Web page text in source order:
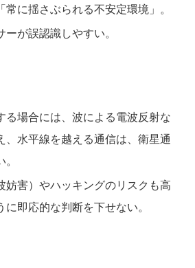
常に揺さぶられる不安定環境」。
が誤認識しやすい。
る場合には、波による電波反射な
、水平線を越える通信は、衛星通
妨害）やハッキングのリスクも高
に即応的な判断を下せない。